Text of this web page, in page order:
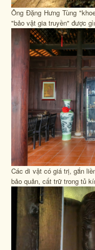
Ông Đặng Hưng Tùng
"bảo vật gia truyền" được
Các di vật có giá trị, gắn
bảo quản, cất trữ trong tủ